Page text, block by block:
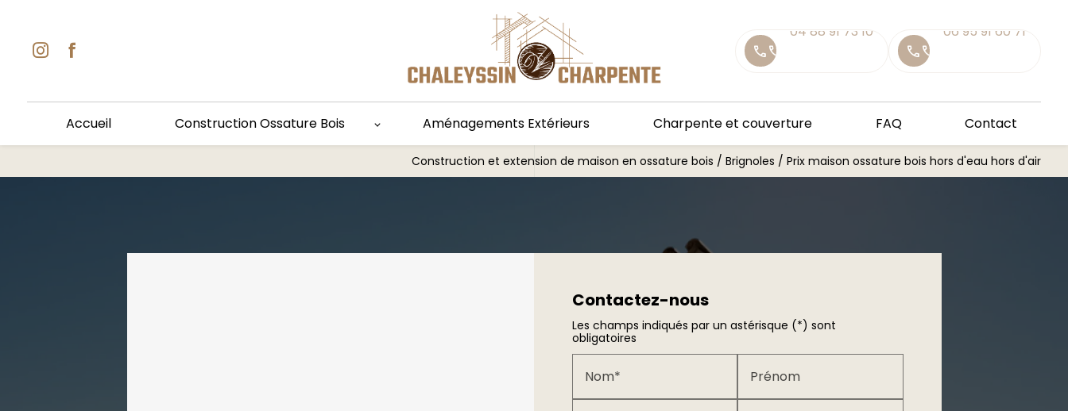
callcall
04 88 91 73 10
callcall
06 95 91 60 71
Accueil Construction Ossature Bois Aménagements Extérieurs Charpente et couverture FAQ Contact
Construction et extension de maison en ossature bois / Brignoles / Prix maison ossature bois hors d'eau hors d'air
Contactez-nous
Les champs indiqués par un astérisque (*) sont
obligatoires
Nom* Prénom